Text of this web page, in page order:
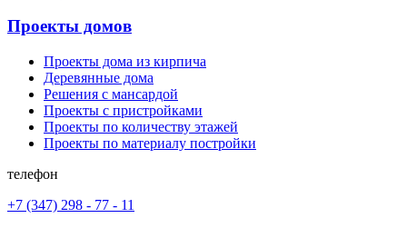
Проекты домов
Проекты дома из кирпича
Деревянные дома
Решения с мансардой
Проекты с пристройками
Проекты по количеству этажей
Проекты по материалу постройки
телефон
+7 (347) 298 - 77 - 11